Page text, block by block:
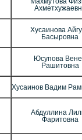
Хусаинова
Басыровна
Юсупова
Рашитовна
Хусаинов Вадим
Абдуллина
Фаритовна